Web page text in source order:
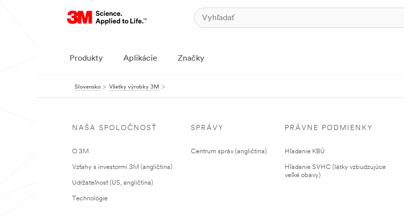
Produkty Aplikácie Značky
Slovensko Všetky výrobky 3M
NAŠA SPOLOČNOSŤ
O 3M
Vzťahy s investormi 3M (angličtina)
Udržateľnosť (US, angličtina)
Technológie
SPRÁVY
Centrum správ (angličtina)
PRÁVNE PODMIENKY
Hľadanie KBÚ
Hľadanie SVHC (látky vzbudzujúce
veľké obavy)